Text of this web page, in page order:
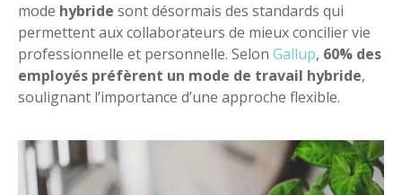
mode hybride sont désormais des standards qui
permettent aux collaborateurs de mieux concilier vie
professionnelle et personnelle. Selon Gallup, 60% des
employés préfèrent un mode de travail hybride,
soulignant l’importance d’une approche flexible.